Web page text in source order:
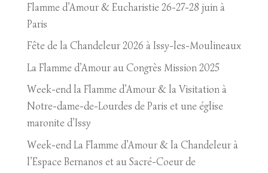
Flamme d’Amour & Eucharistie 26-27-28 juin à
Paris
Fête de la Chandeleur 2026 à Issy-les-Moulineaux
La Flamme d’Amour au Congrès Mission 2025
Week-end la Flamme d’Amour & la Visitation à
Notre-dame-de-Lourdes de Paris et une église
maronite d’Issy
Week-end La Flamme d’Amour & la Chandeleur à
l’Espace Bernanos et au Sacré-Coeur de